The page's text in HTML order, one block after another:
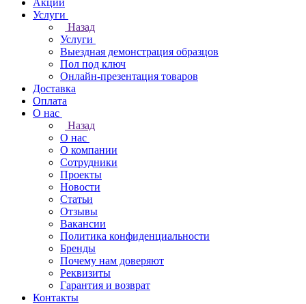
Акции
Услуги
Назад
Услуги
Выездная демонстрация образцов
Пол под ключ
Онлайн-презентация товаров
Доставка
Оплата
О нас
Назад
О нас
О компании
Сотрудники
Проекты
Новости
Статьи
Отзывы
Вакансии
Политика конфиденциальности
Бренды
Почему нам доверяют
Реквизиты
Гарантия и возврат
Контакты